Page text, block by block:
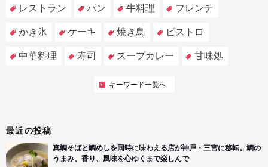
レストラン パン 牛料理 フレンチ
かき氷 ケーキ 焼き鳥 ビストロ
中華料理 寿司 スープカレー 甘味処
キーワード一覧へ
最近の投稿
真鯛そばと鯛めしを同時に味わえる店が神戸・三宮に移転。鯛の
うまみ、香り、風味を心ゆくまで楽しんで